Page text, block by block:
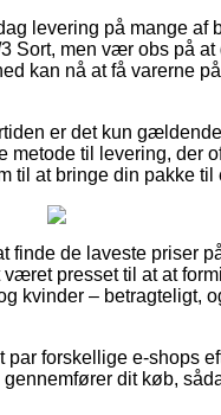
levering på mange af
Sort, men vær obs på
kan nå at få varerne
er det kun
metode til levering, der
til at bringe din pakke til
de laveste priser
presset til at at
kvinder – betragteligt,
forskellige e-shops
dit køb,